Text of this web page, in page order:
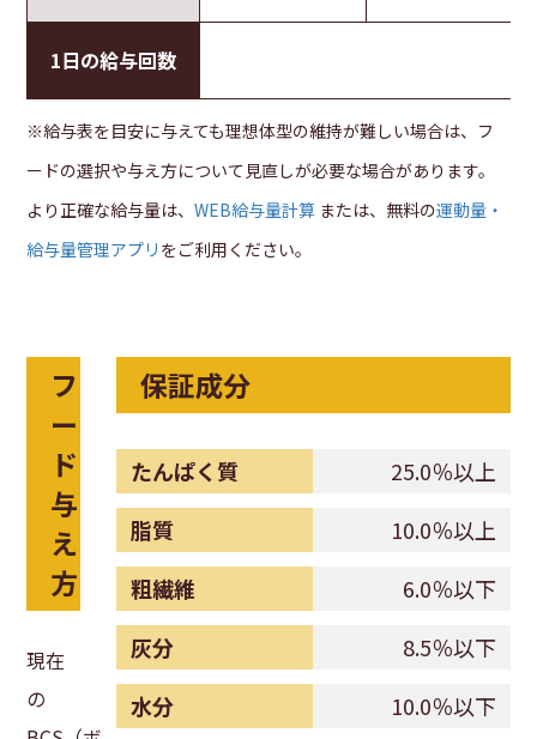
1日の給与回数
※給与表を目安に与えても理想体型の維持が難しい場合は、フ
ードの選択や与え方について見直しが必要な場合があります。
より正確な給与量は、WEB給与量計算 または、無料の運動量・
給与量管理アプリ をご利用ください。
フ
ー
ド
与
え
方
現在
の
保証成分
たんぱく質
25.0％以上
脂質
10.0％以上
粗繊維
6.0％以下
灰分
8.5％以下
水分
10.0％以下